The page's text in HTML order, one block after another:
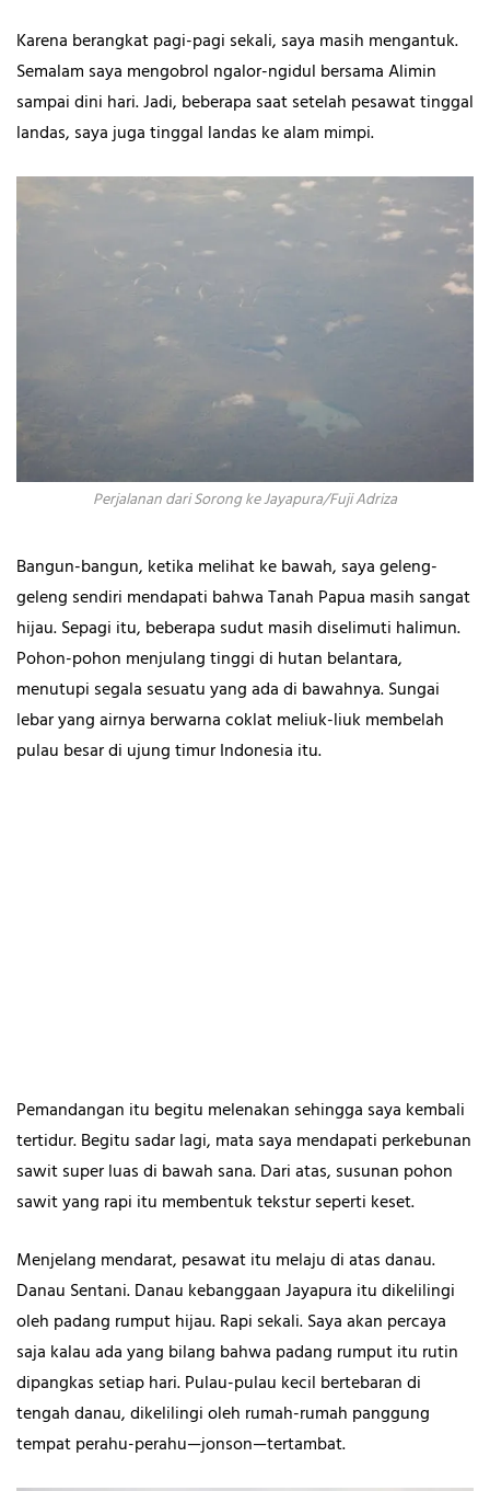
Karena berangkat pagi-pagi sekali, saya masih mengantuk.
Semalam saya mengobrol ngalor-ngidul bersama Alimin
sampai dini hari. Jadi, beberapa saat setelah pesawat tinggal
landas, saya juga tinggal landas ke alam mimpi.
Perjalanan dari Sorong ke Jayapura/Fuji Adriza
Bangun-bangun, ketika melihat ke bawah, saya geleng-
geleng sendiri mendapati bahwa Tanah Papua masih sangat
hijau. Sepagi itu, beberapa sudut masih diselimuti halimun.
Pohon-pohon menjulang tinggi di hutan belantara,
menutupi segala sesuatu yang ada di bawahnya. Sungai
lebar yang airnya berwarna coklat meliuk-liuk membelah
pulau besar di ujung timur Indonesia itu.
Pemandangan itu begitu melenakan sehingga saya kembali
tertidur. Begitu sadar lagi, mata saya mendapati perkebunan
sawit super luas di bawah sana. Dari atas, susunan pohon
sawit yang rapi itu membentuk tekstur seperti keset.
Menjelang mendarat, pesawat itu melaju di atas danau.
Danau Sentani. Danau kebanggaan Jayapura itu dikelilingi
oleh padang rumput hijau. Rapi sekali. Saya akan percaya
saja kalau ada yang bilang bahwa padang rumput itu rutin
dipangkas setiap hari. Pulau-pulau kecil bertebaran di
tengah danau, dikelilingi oleh rumah-rumah panggung
tempat perahu-perahu—jonson—tertambat.